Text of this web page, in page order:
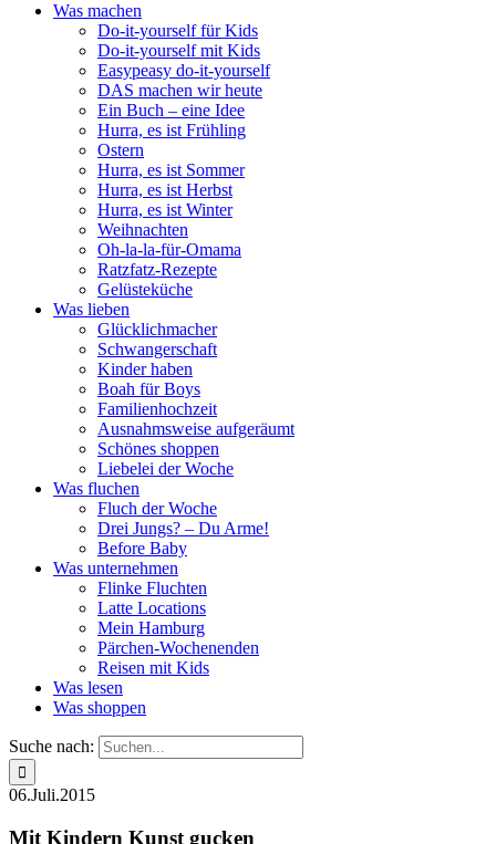
Was machen
Do-it-yourself für Kids
Do-it-yourself mit Kids
Easypeasy do-it-yourself
DAS machen wir heute
Ein Buch – eine Idee
Hurra, es ist Frühling
Ostern
Hurra, es ist Sommer
Hurra, es ist Herbst
Hurra, es ist Winter
Weihnachten
Oh-la-la-für-Omama
Ratzfatz-Rezepte
Gelüsteküche
Was lieben
Glücklichmacher
Schwangerschaft
Kinder haben
Boah für Boys
Familienhochzeit
Ausnahmsweise aufgeräumt
Schönes shoppen
Liebelei der Woche
Was fluchen
Fluch der Woche
Drei Jungs? – Du Arme!
Before Baby
Was unternehmen
Flinke Fluchten
Latte Locations
Mein Hamburg
Pärchen-Wochenenden
Reisen mit Kids
Was lesen
Was shoppen
Suche nach:
06.Juli.2015
Mit Kindern Kunst gucken